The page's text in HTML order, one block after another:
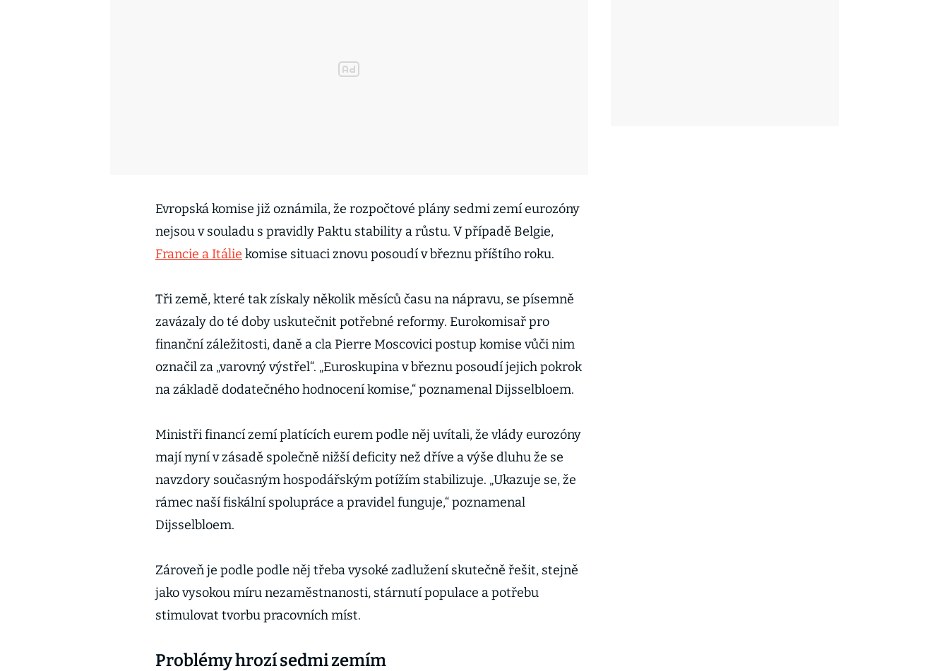
Evropská komise již oznámila, že rozpočtové plány sedmi zemí eurozóny
nejsou v souladu s pravidly Paktu stability a růstu. V případě Belgie,
Francie a Itálie komise situaci znovu posoudí v březnu příštího roku.
Tři země, které tak získaly několik měsíců času na nápravu, se písemně
zavázaly do té doby uskutečnit potřebné reformy. Eurokomisař pro
finanční záležitosti, daně a cla Pierre Moscovici postup komise vůči nim
označil za „varovný výstřel“. „Euroskupina v březnu posoudí jejich pokrok
na základě dodatečného hodnocení komise,“ poznamenal Dijsselbloem.
Ministři financí zemí platících eurem podle něj uvítali, že vlády eurozóny
mají nyní v zásadě společně nižší deficity než dříve a výše dluhu že se
navzdory současným hospodářským potížím stabilizuje. „Ukazuje se, že
rámec naší fiskální spolupráce a pravidel funguje,“ poznamenal
Dijsselbloem.
Zároveň je podle podle něj třeba vysoké zadlužení skutečně řešit, stejně
jako vysokou míru nezaměstnanosti, stárnutí populace a potřebu
stimulovat tvorbu pracovních míst.
Problémy hrozí sedmi zemím